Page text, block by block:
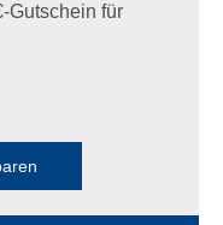
Gutschein für